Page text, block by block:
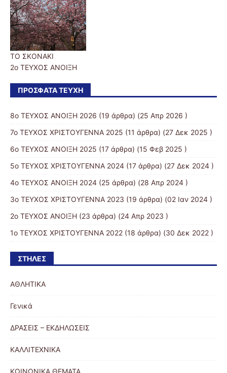
ΤΟ ΣΚΟΝΑΚΙ
2ο ΤΕΥΧΟΣ ΑΝΟΙΞΗ
ΠΡΌΣΦΑΤΑ ΤΕΎΧΗ
8ο ΤΕΥΧΟΣ ΑΝΟΙΞΗ 2026 (19 άρθρα) (25 Απρ 2026 )
7ο ΤΕΥΧΟΣ ΧΡΙΣΤΟΥΓΕΝΝΑ 2025 (11 άρθρα) (27 Δεκ 2025 )
6ο ΤΕΥΧΟΣ ΑΝΟΙΞΗ 2025 (17 άρθρα) (15 Φεβ 2025 )
5ο ΤΕΥΧΟΣ ΧΡΙΣΤΟΥΓΕΝΝΑ 2024 (17 άρθρα) (27 Δεκ 2024 )
4o ΤΕΥΧΟΣ ΑΝΟΙΞΗ 2024 (25 άρθρα) (28 Απρ 2024 )
3ο ΤΕΥΧΟΣ ΧΡΙΣΤΟΥΓΕΝΝΑ 2023 (19 άρθρα) (02 Ιαν 2024 )
2ο ΤΕΥΧΟΣ ΑΝΟΙΞΗ (23 άρθρα) (24 Απρ 2023 )
1ο ΤΕΥΧΟΣ ΧΡΙΣΤΟΥΓΕΝΝΑ 2022 (18 άρθρα) (30 Δεκ 2022 )
ΣΤΉΛΕΣ
ΑΘΛΗΤΙΚΑ
Γενικά
ΔΡΑΣΕΙΣ – ΕΚΔΗΛΩΣΕΙΣ
ΚΑΛΛΙΤΕΧΝΙΚΑ